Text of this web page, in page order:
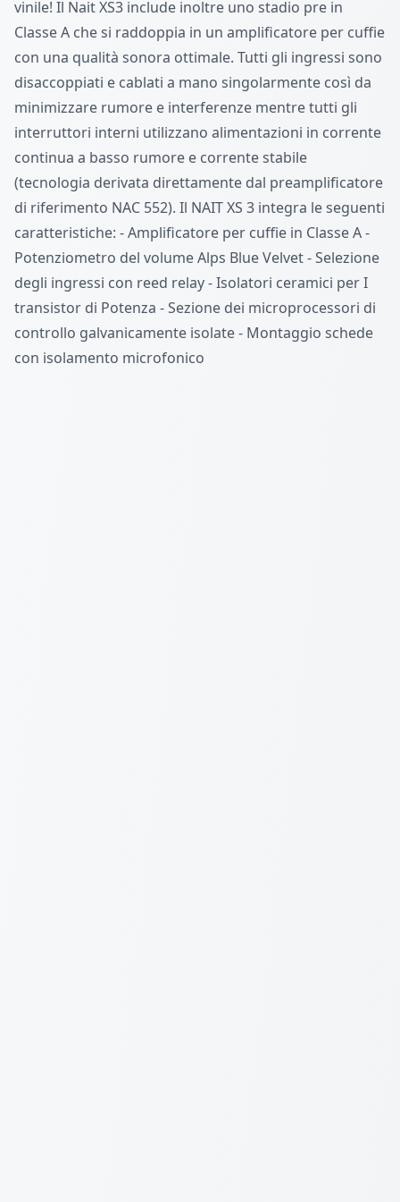
vinile! Il Nait XS3 include inoltre uno stadio pre in
Classe A che si raddoppia in un amplificatore per cuffie
con una qualità sonora ottimale. Tutti gli ingressi sono
disaccoppiati e cablati a mano singolarmente così da
minimizzare rumore e interferenze mentre tutti gli
interruttori interni utilizzano alimentazioni in corrente
continua a basso rumore e corrente stabile
(tecnologia derivata direttamente dal preamplificatore
di riferimento NAC 552). Il NAIT XS 3 integra le seguenti
caratteristiche: - Amplificatore per cuffie in Classe A -
Potenziometro del volume Alps Blue Velvet - Selezione
degli ingressi con reed relay - Isolatori ceramici per I
transistor di Potenza - Sezione dei microprocessori di
controllo galvanicamente isolate - Montaggio schede
con isolamento microfonico